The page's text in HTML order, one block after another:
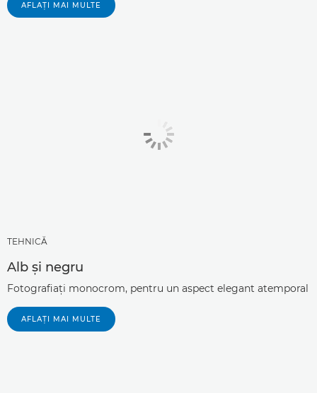
AFLAŢI MAI MULTE
TEHNICĂ
Alb şi negru
Fotografiaţi monocrom, pentru un aspect elegant atemporal
AFLAŢI MAI MULTE